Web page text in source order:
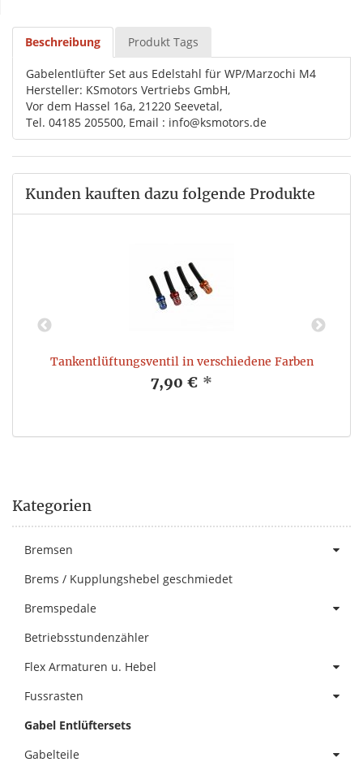
Beschreibung Produkt Tags
Gabelentlüfter Set aus Edelstahl für WP/Marzochi M4
Hersteller: KSmotors Vertriebs GmbH,
Vor dem Hassel 16a, 21220 Seevetal,
Tel. 04185 205500, Email : info@ksmotors.de
Kunden kauften dazu folgende Produkte
Tankentlüftungsventil in verschiedene Farben
7,90 € *
Kategorien
Bremsen
Brems / Kupplungshebel geschmiedet
Bremspedale
Betriebsstundenzähler
Flex Armaturen u. Hebel
Fussrasten
Gabel Entlüftersets
Gabelteile